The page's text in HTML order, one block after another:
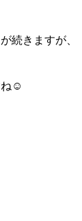
続きますが、
ね☺